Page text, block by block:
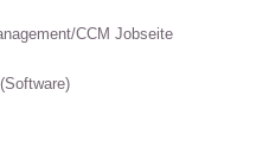
CCM Jobseite